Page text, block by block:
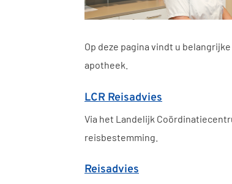
Op deze pagina vindt u
apotheek.
LCR Reisadvies
Via het Landelijk
reisbestemming.
Reisadvies